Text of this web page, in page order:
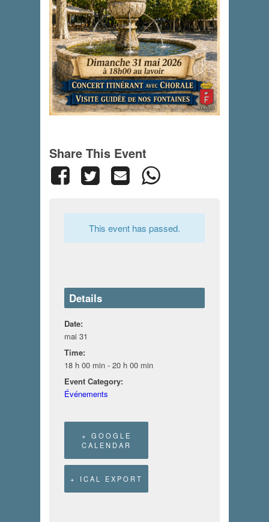
Share This Event
This event has passed.
Details
Date:
mai 31
Time:
18 h 00 min - 20 h 00 min
Event Category:
Événements
+ GOOGLE
CALENDAR
+ ICAL EXPORT